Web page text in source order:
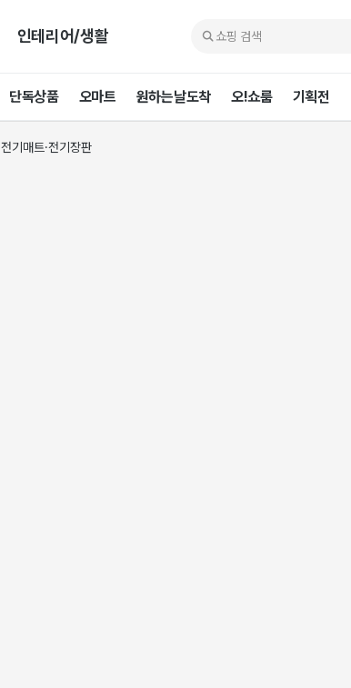
인테리어/생활
단독상품 오마트 원하는날도착 오!쇼룸 기획전
전기매트·전기장판